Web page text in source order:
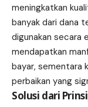
meningkatkan
banyak dari dana
digunakan secara
mendapatkan
bayar, sementara
perbaikan yang
Solusi dari